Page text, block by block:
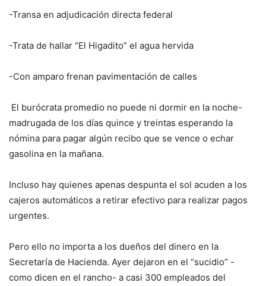
-Transa en adjudicación directa federal
-Trata de hallar “El Higadito” el agua hervida
-Con amparo frenan pavimentación de calles
El burócrata promedio no puede ni dormir en la noche-
madrugada de los días quince y treintas esperando la
nómina para pagar algún recibo que se vence o echar
gasolina en la mañana.
Incluso hay quienes apenas despunta el sol acuden a los
cajeros automáticos a retirar efectivo para realizar pagos
urgentes.
Pero ello no importa a los dueños del dinero en la
Secretaría de Hacienda. Ayer dejaron en el “sucidio” -
como dicen en el rancho- a casi 300 empleados del